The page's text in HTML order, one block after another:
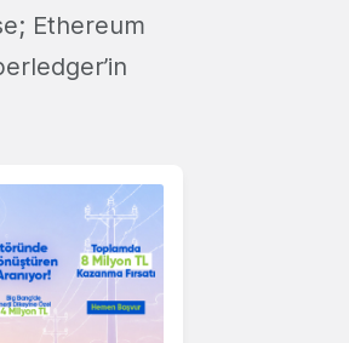
Ethereum